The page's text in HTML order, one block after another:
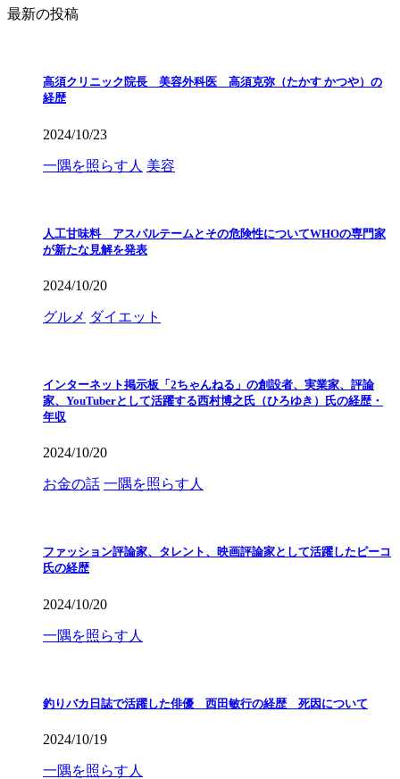
最新の投稿
高須クリニック院長 美容外科医 高須克弥（たかす かつや）の
経歴
2024/10/23
一隅を照らす人 美容
人工甘味料 アスパルテームとその危険性についてWHOの専門家
が新たな見解を発表
2024/10/20
グルメ ダイエット
インターネット掲示板「2ちゃんねる」の創設者、実業家、評論
家、YouTuberとして活躍する西村博之氏（ひろゆき）氏の経歴・
年収
2024/10/20
お金の話 一隅を照らす人
ファッション評論家、タレント、映画評論家として活躍したピーコ
氏の経歴
2024/10/20
一隅を照らす人
釣りバカ日誌で活躍した俳優 西田敏行の経歴 死因について
2024/10/19
一隅を照らす人